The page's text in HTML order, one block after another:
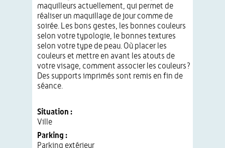
Situation :
Ville
Parking :
Parking extérieur
maquilleurs actuellement, qui permet de
réaliser un maquillage de jour comme de
soirée. Les bons gestes, les bonnes couleurs
selon votre typologie, le bonnes textures
selon votre type de peau. Où placer les
couleurs et mettre en avant les atouts de
votre visage, comment associer les couleurs?
Des supports imprimés sont remis en fin de
séance.